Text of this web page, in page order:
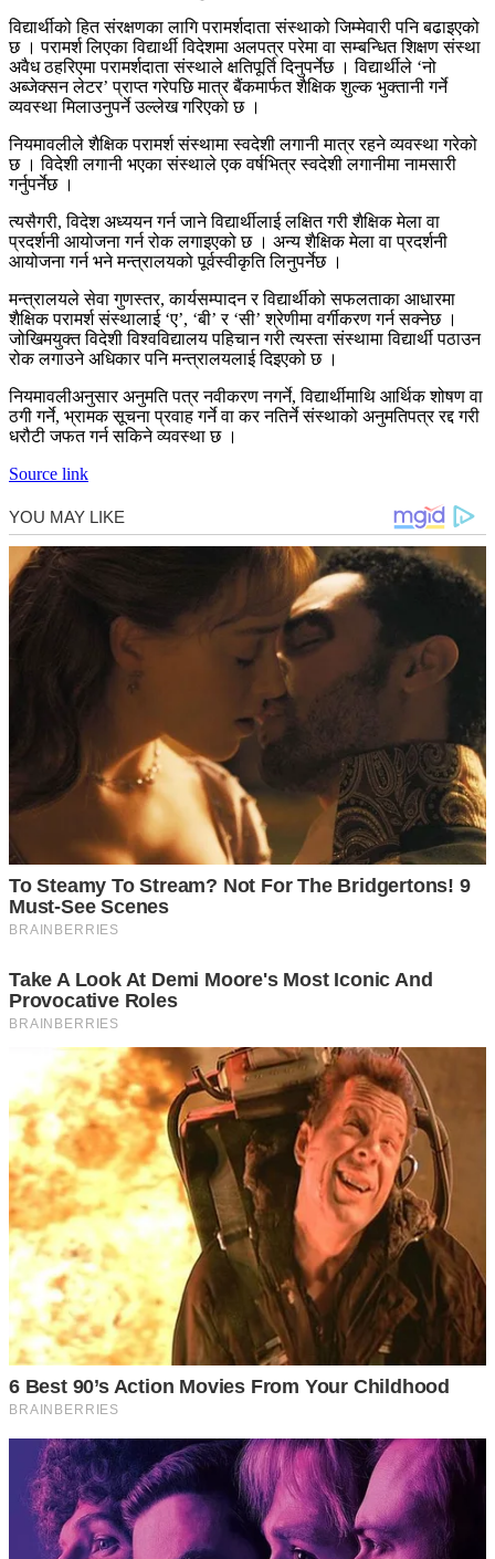
विद्यार्थीको हित संरक्षणका लागि परामर्शदाता संस्थाको जिम्मेवारी पनि बढाइएको
छ । परामर्श लिएका विद्यार्थी विदेशमा अलपत्र परेमा वा सम्बन्धित शिक्षण संस्था
अवैध ठहरिएमा परामर्शदाता संस्थाले क्षतिपूर्ति दिनुपर्नेछ । विद्यार्थीले ‘नो
अब्जेक्सन लेटर’ प्राप्त गरेपछि मात्र बैंकमार्फत शैक्षिक शुल्क भुक्तानी गर्ने
व्यवस्था मिलाउनुपर्ने उल्लेख गरिएको छ ।
नियमावलीले शैक्षिक परामर्श संस्थामा स्वदेशी लगानी मात्र रहने व्यवस्था गरेको
छ । विदेशी लगानी भएका संस्थाले एक वर्षभित्र स्वदेशी लगानीमा नामसारी
गर्नुपर्नेछ ।
त्यसैगरी, विदेश अध्ययन गर्न जाने विद्यार्थीलाई लक्षित गरी शैक्षिक मेला वा
प्रदर्शनी आयोजना गर्न रोक लगाइएको छ । अन्य शैक्षिक मेला वा प्रदर्शनी
आयोजना गर्न भने मन्त्रालयको पूर्वस्वीकृति लिनुपर्नेछ ।
मन्त्रालयले सेवा गुणस्तर, कार्यसम्पादन र विद्यार्थीको सफलताका आधारमा
शैक्षिक परामर्श संस्थालाई ‘ए’, ‘बी’ र ‘सी’ श्रेणीमा वर्गीकरण गर्न सक्नेछ ।
जोखिमयुक्त विदेशी विश्वविद्यालय पहिचान गरी त्यस्ता संस्थामा विद्यार्थी पठाउन
रोक लगाउने अधिकार पनि मन्त्रालयलाई दिइएको छ ।
नियमावलीअनुसार अनुमति पत्र नवीकरण नगर्ने, विद्यार्थीमाथि आर्थिक शोषण वा
ठगी गर्ने, भ्रामक सूचना प्रवाह गर्ने वा कर नतिर्ने संस्थाको अनुमतिपत्र रद्द गरी
धरौटी जफत गर्न सकिने व्यवस्था छ ।
Source link